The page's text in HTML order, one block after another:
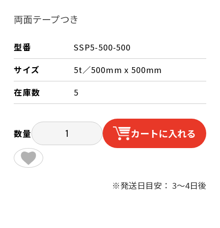
両面テープつき
型番
SSP5-500-500
サイズ
5t／500mm x 500mm
在庫数
5
数量 カートに入れる
※発送日目安： 3～4日後